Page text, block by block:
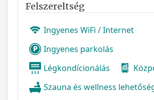
Felszereltség
Ingyenes WiFi / Internet
Ingyenes parkolás
Légkondícionálás
Szauna és wellness